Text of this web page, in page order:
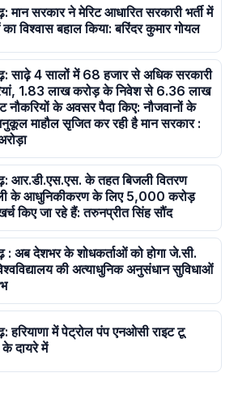
मान सरकार ने मेरिट आधारित सरकारी भर्ती में
विश्वास बहाल किया: बरिंदर कुमार गोयल
साढ़े 4 सालों में 68 हजार से अधिक सरकारी
1.83 लाख करोड़ के निवेश से 6.36 लाख
नौकरियों के अवसर पैदा किए: नौजवानों के
माहौल सृजित कर रही है मान सरकार :
आर.डी.एस.एस. के तहत बिजली वितरण
के आधुनिकीकरण के लिए 5,000 करोड़
किए जा रहे हैं: तरुनप्रीत सिंह सौंद
: अब देशभर के शोधकर्ताओं को होगा जे.सी.
की अत्याधुनिक अनुसंधान सुविधाओं
हरियाणा में पेट्रोल पंप एनओसी राइट टू
के दायरे में